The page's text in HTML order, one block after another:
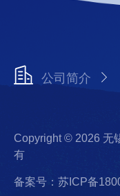
公司简介
Copyright © 2026 无
有
备案号：苏ICP备